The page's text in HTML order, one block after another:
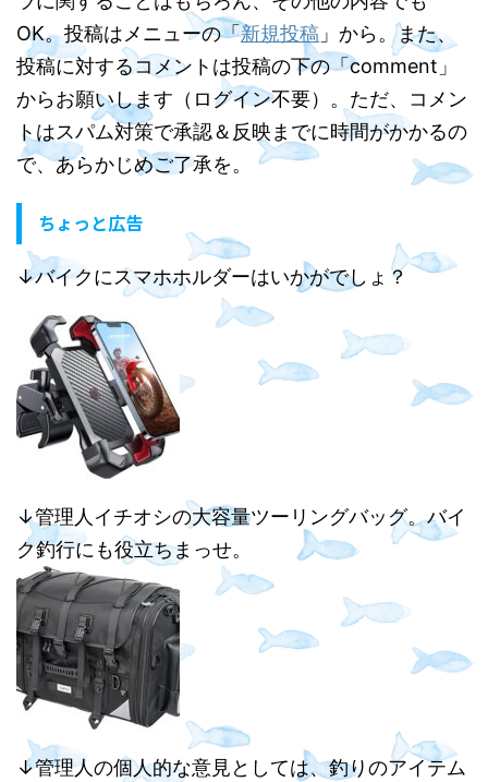
OK。投稿はメニューの「新規投稿 」から。また、
投稿に対するコメントは投稿の下の「comment」
からお願いします（ログイン不要）。ただ、コメン
トはスパム対策で承認＆反映までに時間がかかるの
で、あらかじめご了承を。
ちょっと広告
↓バイクにスマホホルダーはいかがでしょ？
↓管理人イチオシの大容量ツーリングバッグ。バイ
ク釣行にも役立ちまっせ。
↓管理人の個人的な意見としては、釣りのアイテム